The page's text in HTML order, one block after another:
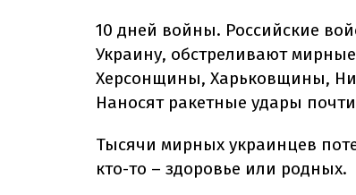
10 дней войны. Российские
Украину, обстреливают
Херсонщины, Харьковщины,
Наносят ракетные удары
Тысячи мирных украинцев
кто-то – здоровье или родных.